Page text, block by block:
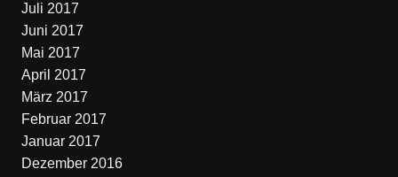
Juli 2017
Juni 2017
Mai 2017
April 2017
März 2017
Februar 2017
Januar 2017
Dezember 2016